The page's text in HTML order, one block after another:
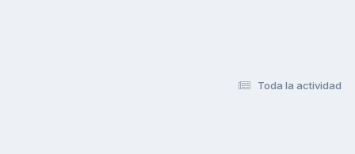
Toda la actividad